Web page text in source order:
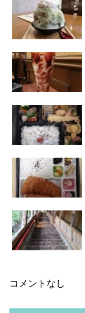
コメントなし